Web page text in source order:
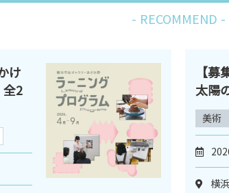
RECOMMEND
け
全2
【
太陽
美術
横